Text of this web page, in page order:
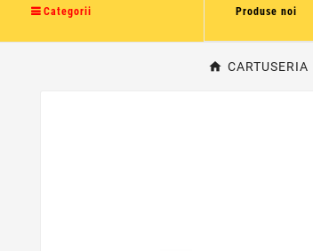
Categorii Produse noi
CARTUSERIA